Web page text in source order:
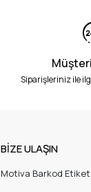
Siparişleriniz ile
BİZE ULAŞIN
Motiva Barkod